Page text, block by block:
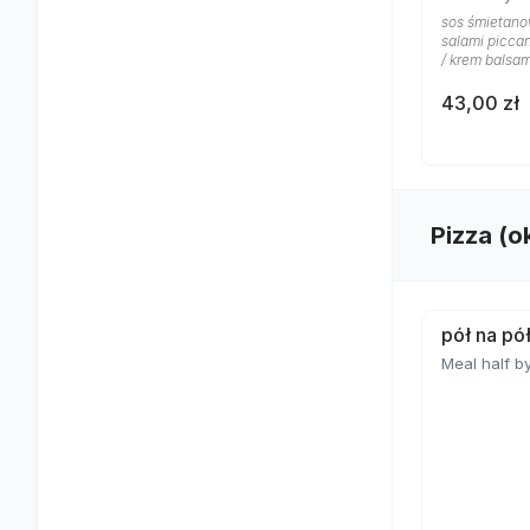
sos
salami
/ krem
43,00 zł
Pizza
pół na pół
Meal half